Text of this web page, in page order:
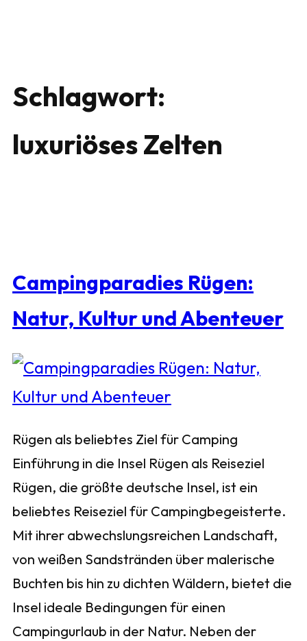
Schlagwort:
luxuriöses Zelten
Campingparadies Rügen:
Natur, Kultur und Abenteuer
Rügen als beliebtes Ziel für Camping
Einführung in die Insel Rügen als Reiseziel
Rügen, die größte deutsche Insel, ist ein
beliebtes Reiseziel für Campingbegeisterte.
Mit ihrer abwechslungsreichen Landschaft,
von weißen Sandstränden über malerische
Buchten bis hin zu dichten Wäldern, bietet die
Insel ideale Bedingungen für einen
Campingurlaub in der Natur. Neben der